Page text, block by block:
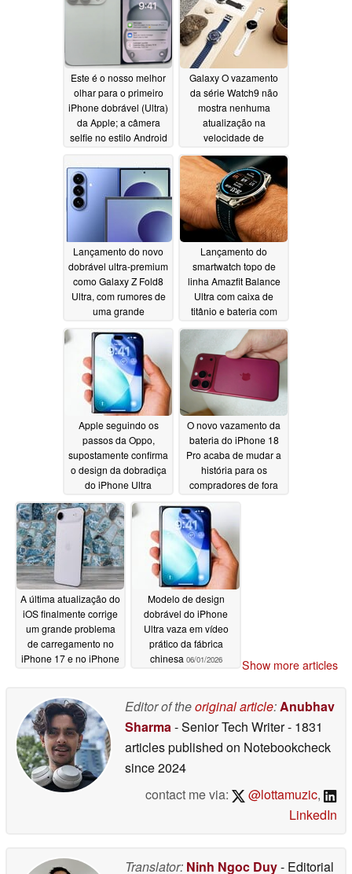
Este é o nosso melhor
olhar para o primeiro
iPhone dobrável (Ultra)
da Apple; a câmera
selfie no estilo Android
Galaxy O vazamento
da série Watch9 não
mostra nenhuma
atualização na
velocidade de
carregamento em
relação ao Watch8
06/07/2026
Lançamento do novo
dobrável ultra-premium
como Galaxy Z Fold8
Ultra, com rumores de
uma grande
06/03/2026
Lançamento do
smartwatch topo de
linha Amazfit Balance
Ultra com caixa de
titânio e bateria com
duração de 30 dias
06/03/2026
Apple seguindo os
passos da Oppo,
supostamente confirma
o design da dobradiça
do iPhone Ultra
06/03/2026
O novo vazamento da
bateria do iPhone 18
Pro acaba de mudar a
história para os
compradores de fora
A última atualização do
iOS finalmente corrige
um grande problema
de carregamento no
iPhone 17 e no iPhone
Modelo de design
dobrável do iPhone
Ultra vaza em vídeo
prático da fábrica
chinesa 06/01/2026 Show more articles
Editor of theoriginal article:Anubhav
Sharma- Senior Tech Writer- 1831
articles published on Notebookcheck
since 2024
contact me via:
@lottamuzic,
LinkedIn
Translator: Ninh Ngoc Duy- Editorial